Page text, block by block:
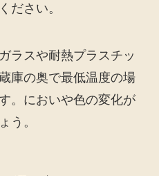
ださい。
ラスや耐熱プラスチッ
庫の奥で最低温度の場
。においや色の変化が
う。